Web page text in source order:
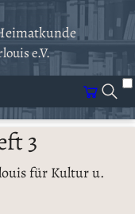
e.V.
3
für Kultur u.